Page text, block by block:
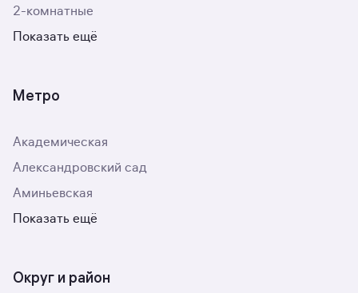
2-комнатные
Показать ещё
Метро
Академическая
Александровский сад
Аминьевская
Показать ещё
Округ и район